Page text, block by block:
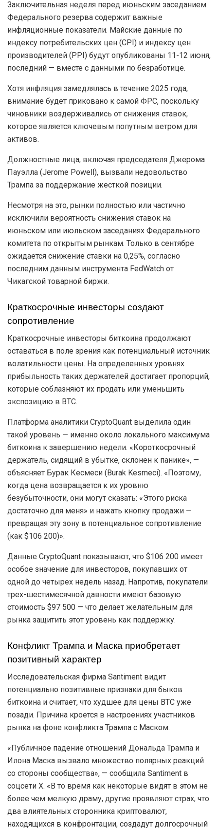
Заключительная неделя перед июньским заседанием
Федерального резерва содержит важные
инфляционные показатели. Майские данные по
индексу потребительских цен (CPI) и индексу цен
производителей (PPI) будут опубликованы 11-12 июня,
последний — вместе с данными по безработице.
Хотя инфляция замедлялась в течение 2025 года,
внимание будет приковано к самой ФРС, поскольку
чиновники воздерживались от снижения ставок,
которое является ключевым попутным ветром для
активов.
Должностные лица, включая председателя Джерома
Пауэлла (Jerome Powell), вызвали недовольство
Трампа за поддержание жесткой позиции.
Несмотря на это, рынки полностью или частично
исключили вероятность снижения ставок на
июньском или июльском заседаниях Федерального
комитета по открытым рынкам. Только в сентябре
ожидается снижение ставки на 0,25%, согласно
последним данным инструмента FedWatch от
Чикагской товарной биржи.
Краткосрочные инвесторы создают
сопротивление
Краткосрочные инвесторы биткоина продолжают
оставаться в поле зрения как потенциальный источник
волатильности цены. На определенных уровнях
прибыльность таких держателей достигает пропорций,
которые соблазняют их продать или уменьшить
экспозицию в BTC.
Платформа аналитики CryptoQuant выделила один
такой уровень — именно около локального максимума
биткоина к завершению недели. «Короткосрочный
держатель, сидящий в убытке, склонен к панике», —
объясняет Бурак Кесмеси (Burak Kesmeci). «Поэтому,
когда цена возвращается к их уровню
безубыточности, они могут сказать: «Этого риска
достаточно для меня» и нажать кнопку продажи —
превращая эту зону в потенциальное сопротивление
(как $106 200)».
Данные CryptoQuant показывают, что $106 200 имеет
особое значение для инвесторов, покупавших от
одной до четырех недель назад. Напротив, покупатели
трех-шестимесячной давности имеют базовую
стоимость $97 500 — что делает желательным для
рынка защитить этот уровень как поддержку.
Конфликт Трампа и Маска приобретает
позитивный характер
Исследовательская фирма Santiment видит
потенциально позитивные признаки для быков
биткоина и считает, что худшее для цены BTC уже
позади. Причина кроется в настроениях участников
рынка на фоне конфликта Трампа с Маском.
«Публичное падение отношений Дональда Трампа и
Илона Маска вызвало множество полярных реакций
со стороны сообщества», — сообщила Santiment в
соцсети X. «В то время как некоторые видят в этом не
более чем мелкую драму, другие проявляют страх, что
два влиятельных сторонника криптовалют,
находящихся в конфронтации, создадут долгосрочный